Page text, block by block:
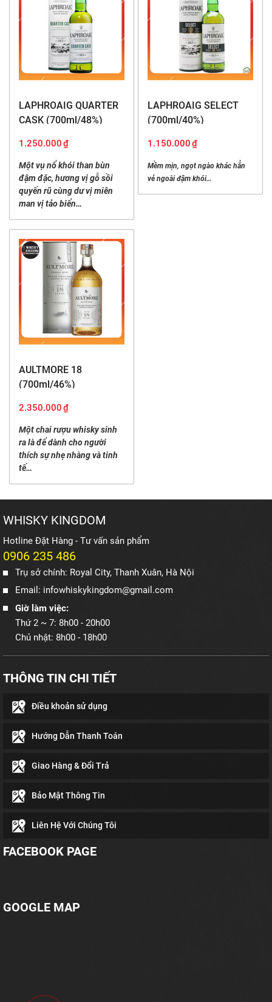
LAPHROAIG QUARTER
CASK (700ml/48%)
1.250.000₫
Một vụ nổ khói than bùn
đậm đặc, hương vị gỗ sồi
quyến rũ cùng dư vị miên
man vị tảo biển…
LAPHROAIG SELECT
(700ml/40%)
1.150.000₫
Mềm mịn, ngọt ngào khác hẳn
vẻ ngoài đậm khói…
AULTMORE 18
(700ml/46%)
2.350.000₫
Một chai rượu whisky sinh
ra là để dành cho người
thích sự nhẹ nhàng và tinh
tế…
WHISKY KINGDOM
Hotline Đặt Hàng - Tư vấn sản phẩm
0906 235 486
Trụ sở chính: Royal City, Thanh Xuân, Hà Nội
Email: infowhiskykingdom@gmail.com
Giờ làm việc:
Thứ 2 ~ 7: 8h00 - 20h00
Chủ nhật: 8h00 - 18h00
THÔNG TIN CHI TIẾT
Điều khoản sử dụng
Hướng Dẫn Thanh Toán
Giao Hàng & Đổi Trả
Bảo Mật Thông Tin
Liên Hệ Với Chúng Tôi
FACEBOOK PAGE
GOOGLE MAP